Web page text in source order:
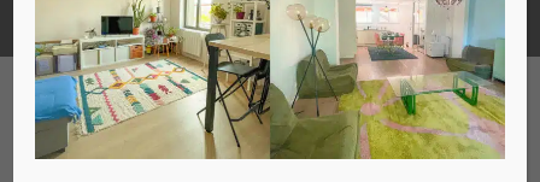
ACCÈS
LOCATAIRES / PROPRIÉTAIRES
ACCÈS
COPROPRIÉTAIRES
le
menu